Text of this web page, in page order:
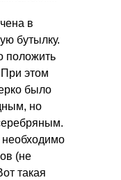
в
бутылку.
положить
этом
было
но
(не
такая